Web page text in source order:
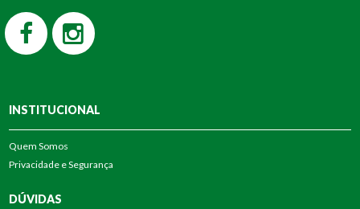
INSTITUCIONAL
Quem Somos
Privacidade e Segurança
DÚVIDAS